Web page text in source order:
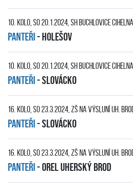
10. kolo, so 20.1.2024, SH Buchlovice Cihelna
PANTEŘI-Holešov
10. kolo, so 20.1.2024, SH Buchlovice Cihelna
PANTEŘI-Slovácko
16. kolo, so 23.3.2024, ZŠ Na Výsluní Uh.
PANTEŘI-Slovácko
16. kolo, so 23.3.2024, ZŠ Na Výsluní Uh.
PANTEŘI-Orel Uherský Brod